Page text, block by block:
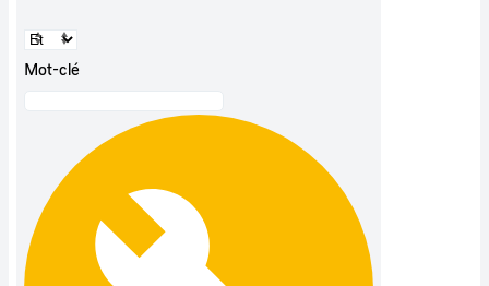
Mot-clé